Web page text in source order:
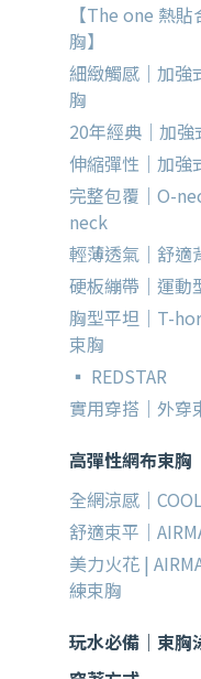
【The one 熱
胸】
細緻觸感｜加強
胸
20年經典｜加強
伸縮彈性｜加強
完整包覆｜O-
neck
輕薄透氣｜舒適
硬板繃帶｜運動
胸型平坦｜T-
束胸
▪ REDSTAR
實用穿搭｜外穿
高彈性網布束胸
全網涼感｜
舒適束平｜
美力火花 |
練束胸
玩水必備｜束胸